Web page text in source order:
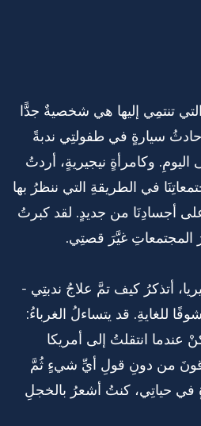
تنتمِي إليها هي شخصيةٌ جدًّا
حادثُ سيارةٍ في طفولتِي ندبةً
وكامرأةٍ نيجيريةٍ، أردتُ
في الطريقةِ التي ننظرُ بها
أجسادِنَا من جديدٍ. لقد كبرتُ
المجتمعاتِ غيَّرَ قصتِي.
أتذكرُ كيف تمَّ علاجُ ندبتِي -
للغايةِ. قد يتساءلُ الغرباءُ:
عندما انتقلتُ إلى أمريكا
من دونِ قولِ أيِّ شيءٍ ثُمَّ
في حياتِي، كنتُ أشعرُ بالخجلِ